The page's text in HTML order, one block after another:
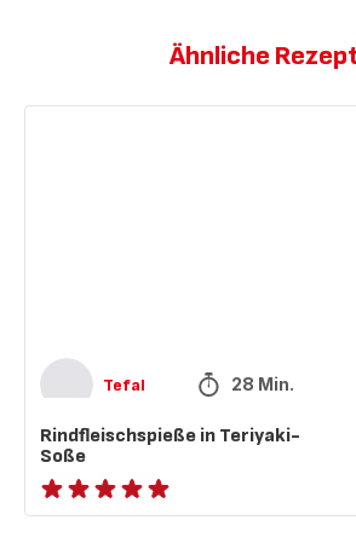
Ähnliche
Tefal 28 Min.
Rindfleischspieße in Teriyaki-
Soße
ratings.NaN